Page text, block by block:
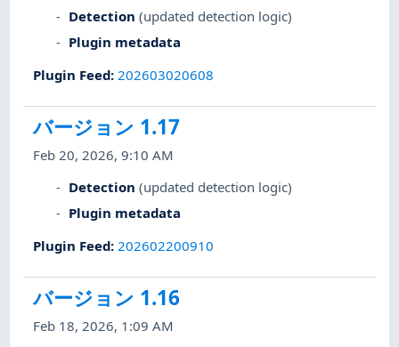
Detection (updated detection logic)
Plugin metadata
Plugin Feed: 202603020608
バージョン 1.17
Feb 20, 2026, 9:10 AM
Detection (updated detection logic)
Plugin metadata
Plugin Feed: 202602200910
バージョン 1.16
Feb 18, 2026, 1:09 AM